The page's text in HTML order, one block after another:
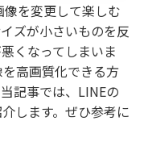
を変更して楽しむ
ズが小さいものを反
くなってしまいま
高画質化できる方
記事では、LINEの
します。ぜひ参考に